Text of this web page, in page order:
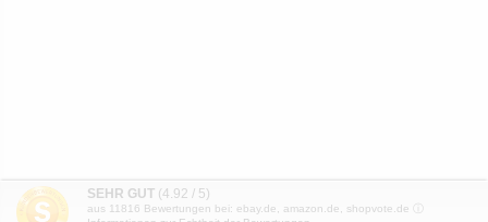
SEHR GUT (4.92 / 5)
aus 11816 Bewertungen bei: ebay.de, amazon.de, shopvote.de ⓘ